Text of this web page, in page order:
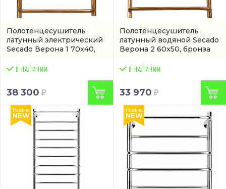
Полотенцесушитель
латунный электрический
Secado Верона 1 70x40,
(4603777464073)
38 300
Полотенцесушитель
латунный водяной Secado
Верона 2 60x50, бронза
33 970
Новинка
NEW
Новинка
NEW